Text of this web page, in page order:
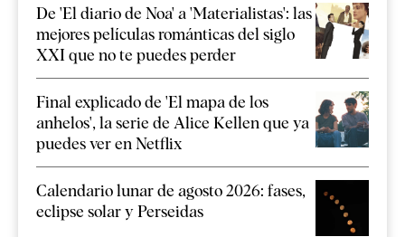
De 'El diario de Noa' a 'Materialistas': las
mejores películas románticas del siglo
XXI que no te puedes perder
Final explicado de 'El mapa de los
anhelos', la serie de Alice Kellen que ya
puedes ver en Netflix
Calendario lunar de agosto 2026: fases,
eclipse solar y Perseidas